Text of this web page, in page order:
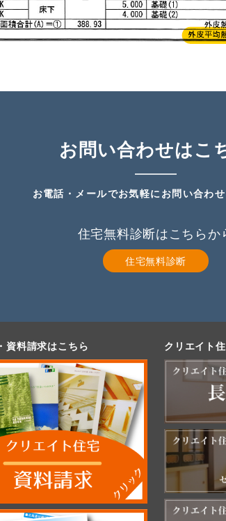
お問い合わせはこ
お電話・メールでお気軽にお問い合わせ
住宅無料診断はこちらか
住宅無料診断
資料請求はこちら クリエイト